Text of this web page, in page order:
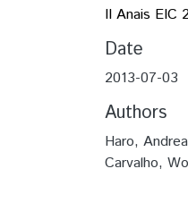
II Anais EIC
Date
2013-07-03
Authors
Haro,
Carvalho,